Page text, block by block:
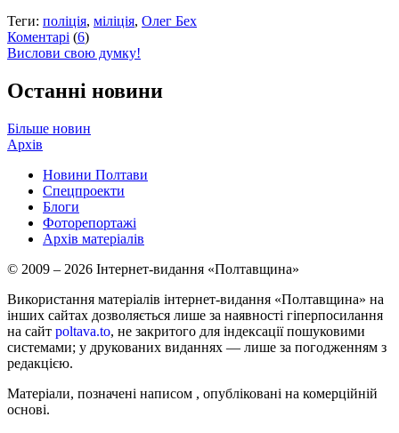
Теги: поліція, міліція, Олег Бех
Коментарі (6)
Вислови свою думку!
Останні новини
Більше новин
Архів
Новини Полтави
Спецпроекти
Блоги
Фоторепортажі
Архів матеріалів
© 2009 – 2026 Інтернет-видання «Полтавщина»
Використання матеріалів інтернет-видання «Полтавщина» на
інших сайтах дозволяється лише за наявності гіперпосилання
на сайт poltava.to, не закритого для індексації пошуковими
системами; у друкованих виданнях — лише за погодженням з
редакцією.
Матеріали, позначені написом , опубліковані на комерційній
основі.